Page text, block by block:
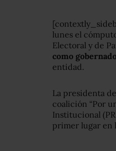
lunes el
Electoral y de
como
entidad.
La presidenta
coalición “Por
Institucional
primer lugar en